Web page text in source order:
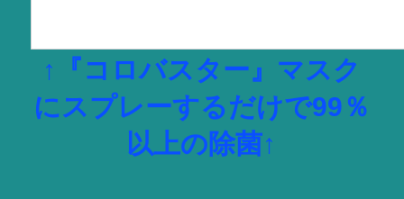
↑『コロバスター』マスク
にスプレーするだけで99％
以上の除菌↑